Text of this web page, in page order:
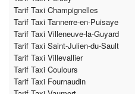
Tarif Taxi Champignelles
Tarif Taxi Tannerre-en-Puisaye
Tarif Taxi Villeneuve-la-Guyard
Tarif Taxi Saint-Julien-du-Sault
Tarif Taxi Villevallier
Tarif Taxi Coulours
Tarif Taxi Fournaudin